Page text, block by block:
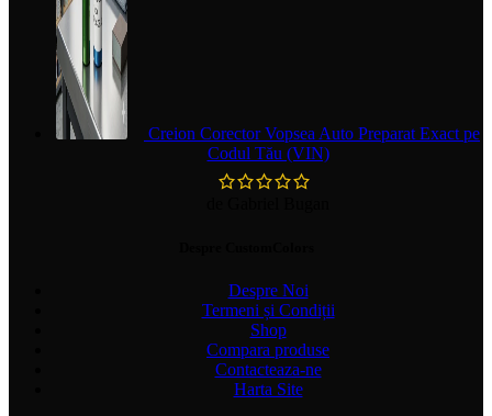
Creion Corector Vopsea Auto Preparat Exact pe
Codul Tău (VIN)
Despre Noi
Termeni și Condiții
Shop
Compara produse
Contacteaza-ne
Harta Site